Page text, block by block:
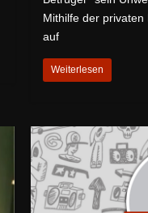
Mithilfe der
auf
Weiterlesen